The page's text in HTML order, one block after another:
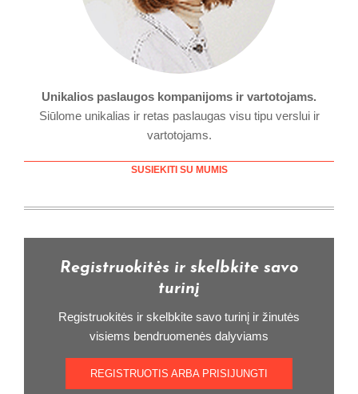
Unikalios paslaugos kompanijoms ir vartotojams.
Siūlome unikalias ir retas paslaugas visu tipu verslui ir
vartotojams.
SUSIEKITI SU MUMIS
Registruokitės ir skelbkite savo
turinį
Registruokitės ir skelbkite savo turinį ir žinutės
visiems bendruomenės dalyviams
REGISTRUOTIS ARBA PRISIJUNGTI